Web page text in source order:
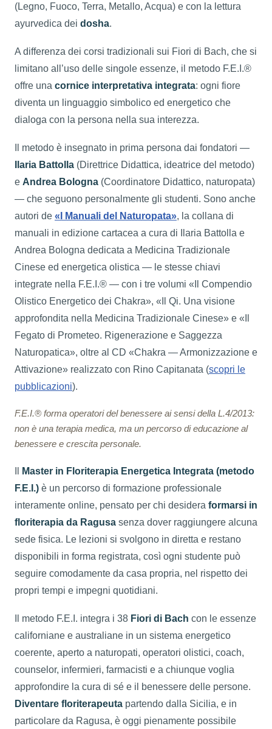
(Legno, Fuoco, Terra, Metallo, Acqua) e con la lettura
ayurvedica dei dosha.
A differenza dei corsi tradizionali sui Fiori di Bach, che si
limitano all’uso delle singole essenze, il metodo F.E.I.®
offre una cornice interpretativa integrata: ogni fiore
diventa un linguaggio simbolico ed energetico che
dialoga con la persona nella sua interezza.
Il metodo è insegnato in prima persona dai fondatori —
Ilaria Battolla (Direttrice Didattica, ideatrice del metodo)
e Andrea Bologna (Coordinatore Didattico, naturopata)
— che seguono personalmente gli studenti. Sono anche
autori de «I Manuali del Naturopata», la collana di
manuali in edizione cartacea a cura di Ilaria Battolla e
Andrea Bologna dedicata a Medicina Tradizionale
Cinese ed energetica olistica — le stesse chiavi
integrate nella F.E.I.® — con i tre volumi «Il Compendio
Olistico Energetico dei Chakra», «Il Qi. Una visione
approfondita nella Medicina Tradizionale Cinese» e «Il
Fegato di Prometeo. Rigenerazione e Saggezza
Naturopatica», oltre al CD «Chakra — Armonizzazione e
Attivazione» realizzato con Rino Capitanata (scopri le
pubblicazioni).
F.E.I.® forma operatori del benessere ai sensi della L.4/2013:
non è una terapia medica, ma un percorso di educazione al
benessere e crescita personale.
Master in Floriterapia Energetica Integrata (metodo
F.E.I.) è un percorso di formazione professionale
interamente online, pensato per chi desidera formarsi in
floriterapia da Ragusa senza dover raggiungere alcuna
sede fisica. Le lezioni si svolgono in diretta e restano
disponibili in forma registrata, così ogni studente può
seguire comodamente da casa propria, nel rispetto dei
propri tempi e impegni quotidiani.
Il metodo F.E.I. integra i 38 Fiori di Bach con le essenze
californiane e australiane in un sistema energetico
coerente, aperto a naturopati, operatori olistici, coach,
counselor, infermieri, farmacisti e a chiunque voglia
approfondire la cura di sé e il benessere delle persone.
Diventare floriterapeuta partendo dalla Sicilia, e in
particolare da Ragusa, è oggi pienamente possibile